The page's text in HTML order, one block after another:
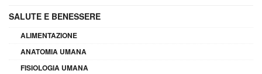
SALUTE E BENESSERE
ALIMENTAZIONE
ANATOMIA UMANA
FISIOLOGIA UMANA